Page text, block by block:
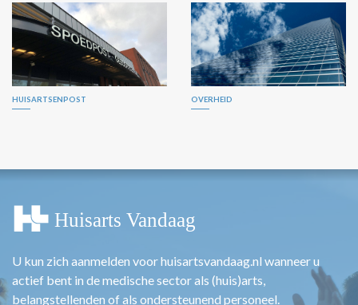
HUISARTSENPOST OVERHEID
U kun zich aanmelden voor huisartsvandaag.nl wanneer u
actief bent in de medische sector als (huis)arts,
belangstellenden of als ondersteunend personeel.